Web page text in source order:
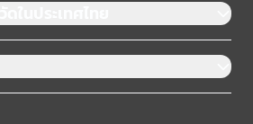
นประเทศไทย